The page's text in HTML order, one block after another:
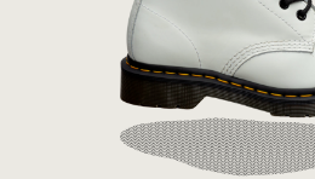
Dr Martens 1460